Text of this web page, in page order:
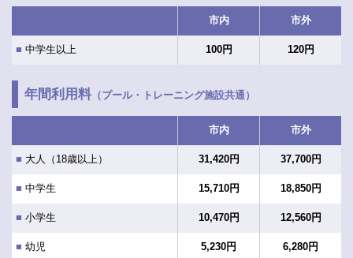
市内 市外
■ 中学生以上 100円 120円
年間利用料 （プール・トレーニング施設共通）
市内 市外
■ 大人（18歳以上） 31,420円 37,700円
■ 中学生 15,710円 18,850円
■ 小学生 10,470円 12,560円
■ 幼児 5,230円 6,280円